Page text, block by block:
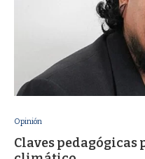
Opinión
Claves